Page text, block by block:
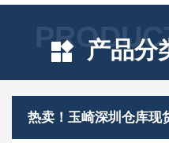
产品分
热卖！玉崎深圳仓库现